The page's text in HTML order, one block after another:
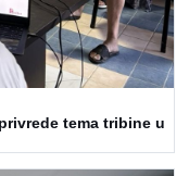
tema tribine u